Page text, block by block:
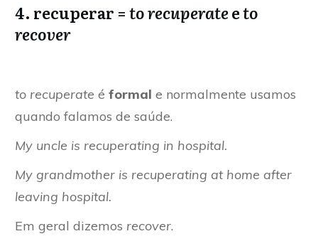
4. recuperar =to recuperateeto
recover
to recuperate é formal e normalmente usamos
quando falamos de saúde.
My uncle is recuperating in hospital.
My grandmother is recuperating at home after
leaving hospital.
Em geral dizemos recover.